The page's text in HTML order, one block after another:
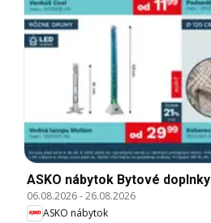
ASKO nábytok Bytové doplnky
06.08.2026-26.08.2026
ASKO nábytok